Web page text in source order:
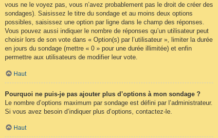
vous ne le voyez pas, vous n’avez probablement pas le droit de créer des
sondages). Saisissez le titre du sondage et au moins deux options
possibles, saisissez une option par ligne dans le champ des réponses.
Vous pouvez aussi indiquer le nombre de réponses qu’un utilisateur peut
choisir lors de son vote dans « Option(s) par l’utilisateur », limiter la durée
en jours du sondage (mettre « 0 » pour une durée illimitée) et enfin
permettre aux utilisateurs de modifier leur vote.
Haut
Pourquoi ne puis-je pas ajouter plus d’options à mon sondage ?
Le nombre d’options maximum par sondage est défini par l’administrateur.
Si vous avez besoin d’indiquer plus d’options, contactez-le.
Haut